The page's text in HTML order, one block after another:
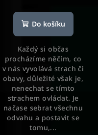
Do košíku
Každý si občas
procházíme něčím, co
v nás vyvolává strach či
obavy, důležité však je,
nenechat se tímto
strachem ovládat. Je
načase sebrat všechnu
odvahu a postavit se
tomu,...